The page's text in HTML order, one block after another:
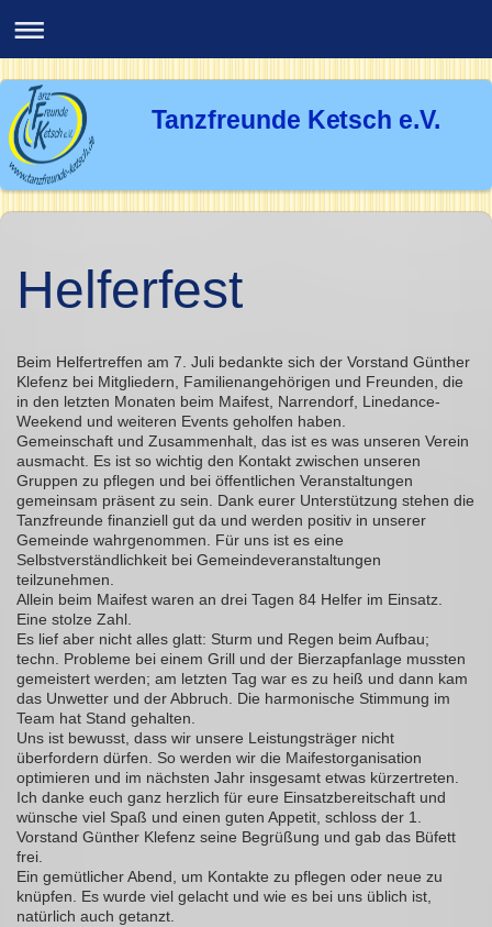
Tanzfreunde Ketsch e.V.
Helferfest
Beim Helfertreffen am 7. Juli bedankte sich der Vorstand Günther
Klefenz bei Mitgliedern, Familienangehörigen und Freunden, die
in den letzten Monaten beim Maifest, Narrendorf, Linedance-
Weekend und weiteren Events geholfen haben.
Gemeinschaft und Zusammenhalt, das ist es was unseren Verein
ausmacht. Es ist so wichtig den Kontakt zwischen unseren
Gruppen zu pflegen und bei öffentlichen Veranstaltungen
gemeinsam präsent zu sein. Dank eurer Unterstützung stehen die
Tanzfreunde finanziell gut da und werden positiv in unserer
Gemeinde wahrgenommen. Für uns ist es eine
Selbstverständlichkeit bei Gemeindeveranstaltungen
teilzunehmen.
Allein beim Maifest waren an drei Tagen 84 Helfer im Einsatz.
Eine stolze Zahl.
Es lief aber nicht alles glatt: Sturm und Regen beim Aufbau;
techn. Probleme bei einem Grill und der Bierzapfanlage mussten
gemeistert werden; am letzten Tag war es zu heiß und dann kam
das Unwetter und der Abbruch. Die harmonische Stimmung im
Team hat Stand gehalten.
Uns ist bewusst, dass wir unsere Leistungsträger nicht
überfordern dürfen. So werden wir die Maifestorganisation
optimieren und im nächsten Jahr insgesamt etwas kürzertreten.
Ich danke euch ganz herzlich für eure Einsatzbereitschaft und
wünsche viel Spaß und einen guten Appetit, schloss der 1.
Vorstand Günther Klefenz seine Begrüßung und gab das Büfett
frei.
Ein gemütlicher Abend, um Kontakte zu pflegen oder neue zu
knüpfen. Es wurde viel gelacht und wie es bei uns üblich ist,
natürlich auch getanzt.